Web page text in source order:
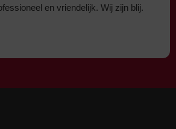
en vriendelijk. Wij zijn blij.